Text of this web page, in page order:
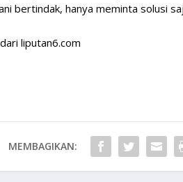
bertindak, hanya meminta solusi
liputan6.com
MEMBAGIKAN: